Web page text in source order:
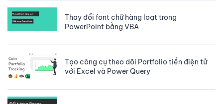
Thay đổi font chữ hàng loạt trong
PowerPoint bằng VBA
Tạo công cụ theo dõi Portfolio tiền điện tử
với Excel và Power Query